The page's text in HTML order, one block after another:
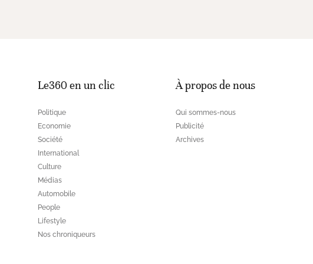
Le360 en un clic
Politique
Economie
Société
International
Culture
Médias
Automobile
People
Lifestyle
Nos chroniqueurs
À propos de nous
Qui sommes-nous
Publicité
Archives